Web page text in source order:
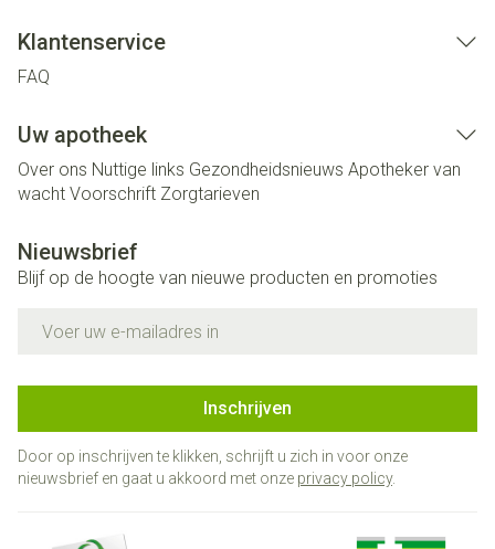
Klantenservice
FAQ
Uw apotheek
Over ons Nuttige links Gezondheidsnieuws Apotheker van
wacht Voorschrift Zorgtarieven
Nieuwsbrief
Blijf op de hoogte van nieuwe producten en promoties
Inschrijven
Door op inschrijven te klikken, schrijft u zich in voor onze
nieuwsbrief en gaat u akkoord met onze privacy policy.